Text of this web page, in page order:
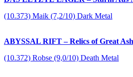
(10.373) Maik (7,2/10) Dark Metal
ABYSSAL RIFT – Relics of Great
(10.372) Robse (9,0/10) Death Metal